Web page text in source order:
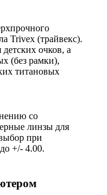
Trivex (трайвекс).
очков, а
(без рамки),
титановых
со
линзы для
при
+/- 4.00.